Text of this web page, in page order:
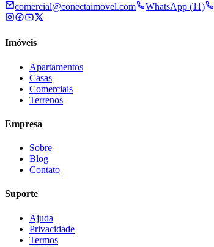
comercial@conectaimovel.com WhatsApp (11)
Imóveis
Apartamentos
Casas
Comerciais
Terrenos
Empresa
Sobre
Blog
Contato
Suporte
Ajuda
Privacidade
Termos